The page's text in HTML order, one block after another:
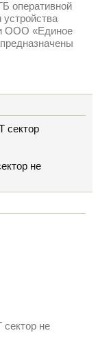
оперативной
ООО «Единое
сектор
не
сектор не